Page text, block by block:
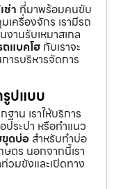
ช่า ที่มาพร้อมคนขับ
ครื่องจักร เรามีรถ
านรับเหมาสเกล
ถแบคโฮกับเราจะ
ารบริหารจัดการ
รูปแบบ
าน เราให้บริการ
ระปา หรือทำแนว
ดบ่อ สำหรับทำบ่อ
ษตร นอกจากนี้เรา
มขังและเปิดทาง